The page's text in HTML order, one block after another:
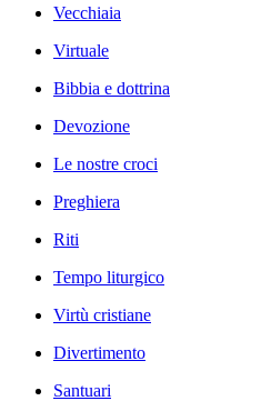
Vecchiaia
Virtuale
Bibbia e dottrina
Devozione
Le nostre croci
Preghiera
Riti
Tempo liturgico
Virtù cristiane
Divertimento
Santuari